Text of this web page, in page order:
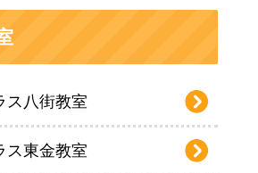
ス八街教室
ス東金教室